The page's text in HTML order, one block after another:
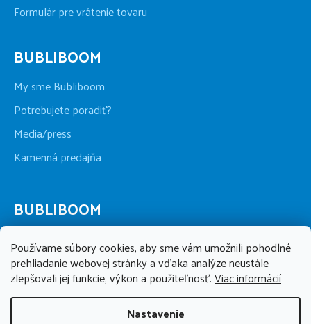
Používame súbory cookies, aby sme vám umožnili pohodlné
prehliadanie webovej stránky a vďaka analýze neustále
zlepšovali jej funkcie, výkon a použiteľnosť.Viac informácií
Nastavenie
Formulár pre vrátenie tovaru
BUBLIBOOM
My sme Bubliboom
Potrebujete poradiť?
Media/press
Kamenná predajňa
BUBLIBOOM
+421 911 123 286
po-pia 09:00 - 17:00, so 09:00 - 13:00
info@bubliboom.sk